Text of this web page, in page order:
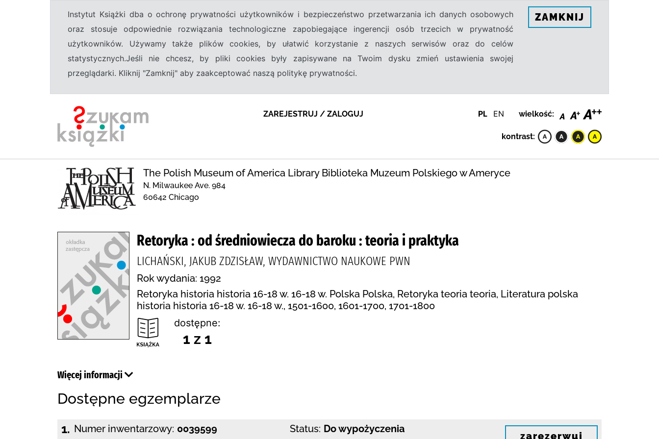
Instytut Książki dba o ochronę prywatności użytkowników i bezpieczeństwo przetwarzania ich danych osobowych
oraz stosuje odpowiednie rozwiązania technologiczne zapobiegające ingerencji osób trzecich w prywatność
użytkowników. Używamy także plików cookies, by ułatwić korzystanie z naszych serwisów oraz do celów
statystycznych.Jeśli nie chcesz, by pliki cookies były zapisywane na Twoim dysku zmień ustawienia swojej
przeglądarki. Kliknij "Zamknij" aby zaakceptować naszą politykę prywatności.
ZAMKNIJ
ZAREJESTRUJ / ZALOGUJ PL EN wielkość:
kontrast:
The Polish Museum of America Library Biblioteka Muzeum Polskiego w Ameryce
N. Milwaukee Ave. 984
60642 Chicago
Retoryka : od średniowiecza do baroku : teoria i praktyka
LICHAŃSKI, JAKUB ZDZISŁAW, WYDAWNICTWO NAUKOWE PWN
Rok wydania: 1992
Retoryka historia historia 16-18 w. 16-18 w. Polska Polska, Retoryka teoria teoria, Literatura polska
historia historia 16-18 w. 16-18 w., 1501-1600, 1601-1700, 1701-1800
dostępne:
1 z 1
Więcej informacji
Dostępne egzemplarze
1. Numer inwentarzowy: 0039599
Status: Do wypożyczenia
zarezerwuj